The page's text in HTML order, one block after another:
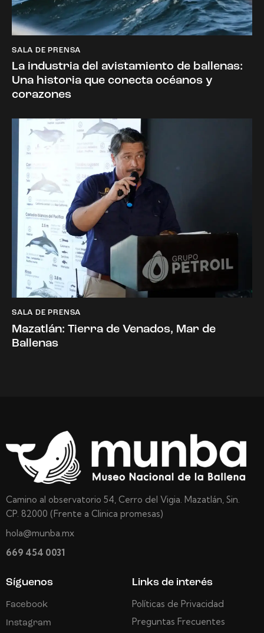
SALA DE PRENSA
La industria del avistamiento de ballenas:
Una historia que conecta océanos y
corazones
SALA DE PRENSA
Mazatlán: Tierra de Venados, Mar de
Ballenas
Camino al observatorio 54, Cerro del Vigia. Mazatlán, Sin.
CP. 82000 (Frente a Clinica promesas)
hola@munba.mx
669 454 0031
Síguenos
Facebook
Instagram
Links de interés
Políticas de Privacidad
Preguntas Frecuentes